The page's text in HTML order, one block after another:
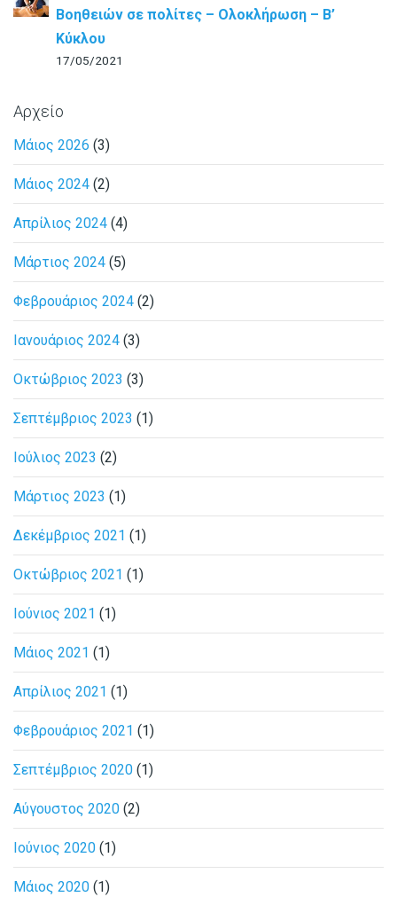
Βοηθειών σε πολίτες – Ολοκλήρωση – B’
Κύκλου
17/05/2021
Αρχείο
Μάιος 2026 (3)
Μάιος 2024 (2)
Απρίλιος 2024 (4)
Μάρτιος 2024 (5)
Φεβρουάριος 2024 (2)
Ιανουάριος 2024 (3)
Οκτώβριος 2023 (3)
Σεπτέμβριος 2023 (1)
Ιούλιος 2023 (2)
Μάρτιος 2023 (1)
Δεκέμβριος 2021 (1)
Οκτώβριος 2021 (1)
Ιούνιος 2021 (1)
Μάιος 2021 (1)
Απρίλιος 2021 (1)
Φεβρουάριος 2021 (1)
Σεπτέμβριος 2020 (1)
Αύγουστος 2020 (2)
Ιούνιος 2020 (1)
Μάιος 2020 (1)